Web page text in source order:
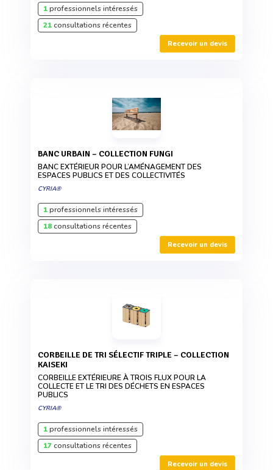
1professionnels intéressés
21consultations récentes
Recevoir un devis
BANC URBAIN – COLLECTION FUNGI
BANC EXTÉRIEUR POUR L’AMÉNAGEMENT DES
ESPACES PUBLICS ET DES COLLECTIVITÉS
CYRIA®
1professionnels intéressés
18consultations récentes
Recevoir un devis
CORBEILLE DE TRI SÉLECTIF TRIPLE – COLLECTION
KAISEKI
CORBEILLE EXTÉRIEURE À TROIS FLUX POUR LA
COLLECTE ET LE TRI DES DÉCHETS EN ESPACES
PUBLICS
CYRIA®
1professionnels intéressés
17consultations récentes
Recevoir un devis